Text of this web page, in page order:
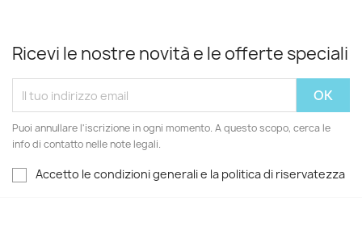
Ricevi le nostre novità e le offerte speciali
Puoi annullare l'iscrizione in ogni momento. A questo scopo, cerca le
info di contatto nelle note legali.
Accetto le condizioni generali e la politica di riservatezza